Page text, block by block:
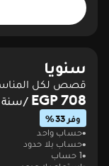
سنويا
قصص لكل
708 EGP /سنة
وفر 33%
حساب واحد
حساب بلا حدود
1 حساب